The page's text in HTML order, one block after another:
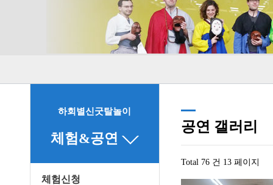
하회별신굿탈놀이
체험&공연
체험신청
공연 갤러리
Total 76 건 13 페이지